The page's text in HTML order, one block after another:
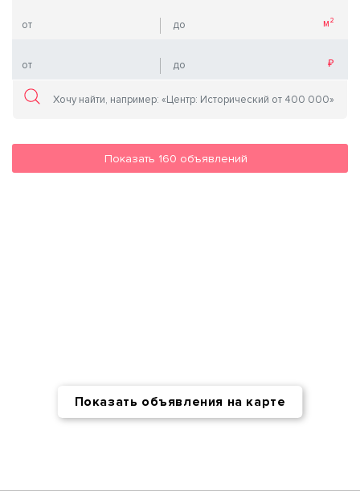
Показать 160 объявлений
Показать объявления на карте